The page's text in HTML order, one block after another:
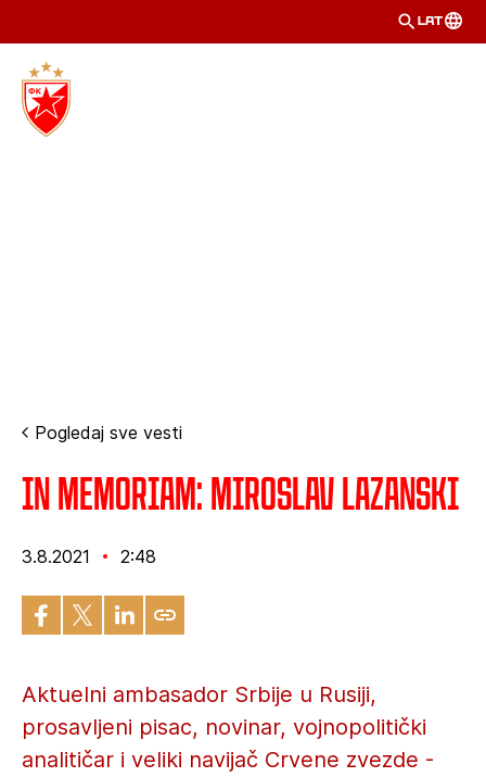
LAT
Pogledaj sve vesti
IN MEMORIAM: Miroslav Lazanski
3.8.2021 2:48
Aktuelni ambasador Srbije u Rusiji,
prosavljeni pisac, novinar, vojnopolitički
analitičar i veliki navijač Crvene zvezde -